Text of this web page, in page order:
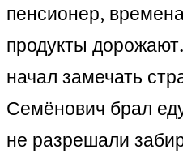
пенсионер,
продукты
начал замечать
Семёнович брал
не разрешали